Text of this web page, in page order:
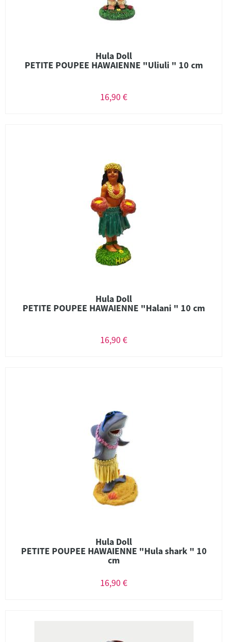
Hula Doll
PETITE POUPEE HAWAIENNE "Uliuli " 10 cm
16,90 €
Hula Doll
PETITE POUPEE HAWAIENNE "Halani " 10 cm
16,90 €
Hula Doll
PETITE POUPEE HAWAIENNE "Hula shark " 10
cm
16,90 €